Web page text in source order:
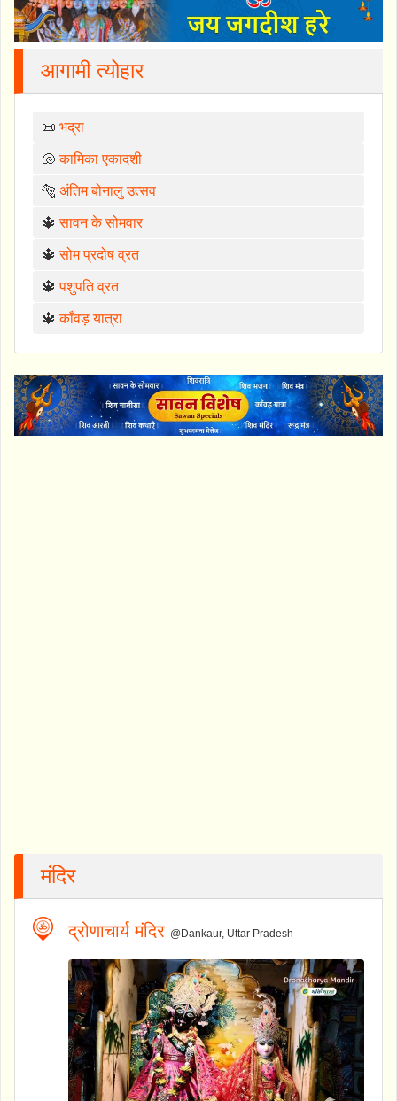
आगामी त्योहार
📜 भद्रा
🐚कामिका एकादशी
🐅 अंतिम बोनालु उत्सव
🔱सावन के सोमवार
🔱सोम प्रदोष व्रत
🔱पशुपति व्रत
🔱काँवड़ यात्रा
मंदिर
द्रोणाचार्य मंदिर @Dankaur, Uttar Pradesh